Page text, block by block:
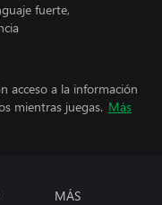
fuerte,
acceso a la información
mientras juegas. Más
MÁS